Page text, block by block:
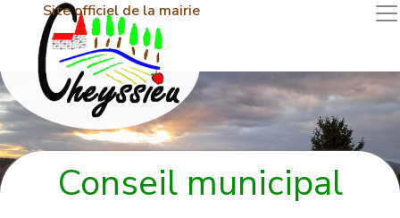
Site officiel de la mairie
Conseil municipal